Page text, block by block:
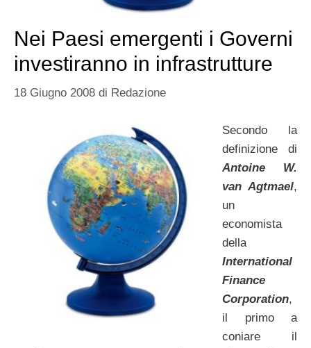
Nei Paesi emergenti i Governi
investiranno in infrastrutture
18 Giugno 2008 di Redazione
Secondo la
definizione di
Antoine W.
van Agtmael,
un
economista
della
International
Finance
Corporation,
il primo a
coniare il